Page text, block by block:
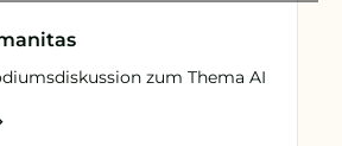
zum Thema AI